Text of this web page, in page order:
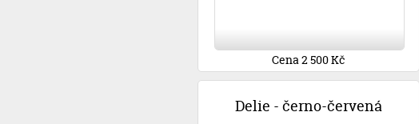
Cena 2 500 Kč
Delie - černo-červená